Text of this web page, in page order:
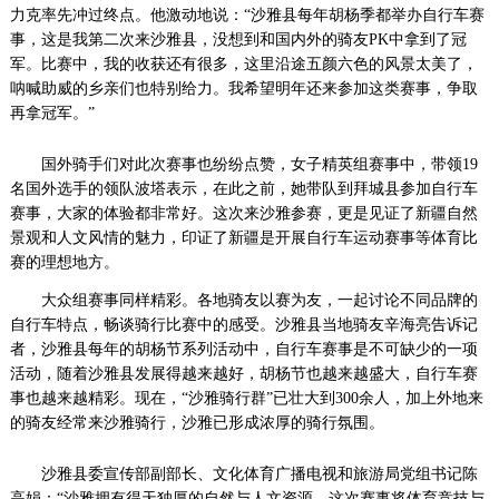
力克率先冲过终点。他激动地说：“沙雅县每年胡杨季都举办自行车赛
事，这是我第二次来沙雅县，没想到和国内外的骑友PK中拿到了冠
军。比赛中，我的收获还有很多，这里沿途五颜六色的风景太美了，
呐喊助威的乡亲们也特别给力。我希望明年还来参加这类赛事，争取
再拿冠军。”
国外骑手们对此次赛事也纷纷点赞，女子精英组赛事中，带领19
名国外选手的领队波塔表示，在此之前，她带队到拜城县参加自行车
赛事，大家的体验都非常好。这次来沙雅参赛，更是见证了新疆自然
景观和人文风情的魅力，印证了新疆是开展自行车运动赛事等体育比
赛的理想地方。
大众组赛事同样精彩。各地骑友以赛为友，一起讨论不同品牌的
自行车特点，畅谈骑行比赛中的感受。沙雅县当地骑友辛海亮告诉记
者，沙雅县每年的胡杨节系列活动中，自行车赛事是不可缺少的一项
活动，随着沙雅县发展得越来越好，胡杨节也越来越盛大，自行车赛
事也越来越精彩。现在，“沙雅骑行群”已壮大到300余人，加上外地来
的骑友经常来沙雅骑行，沙雅已形成浓厚的骑行氛围。
沙雅县委宣传部副部长、文化体育广播电视和旅游局党组书记陈